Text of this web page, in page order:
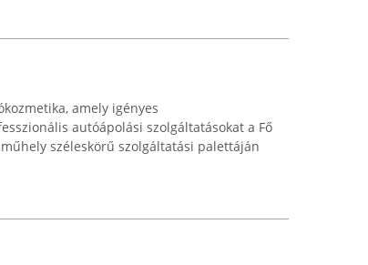
amely igényes
autóápolási szolgáltatásokat a Fő
széleskörű szolgáltatási palettáján